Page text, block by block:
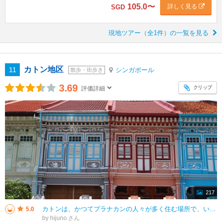
SGD 105.0〜 詳しく見る
現地ツアー（全1件）の一覧を見る
11 カトン地区 散歩・街歩き シンガポール
3.69 評価詳細 クリップ
217
5.0 カトンは、かつてプラナカンの人々が多く住む場所で、いろんな文化がミックスされて独特の世界が築かれている場所です。 クーン・セン・ロードのパステルカラーの建物は特に有名で、フォトスポットになっていました。 そのほかにもお
by hijuno